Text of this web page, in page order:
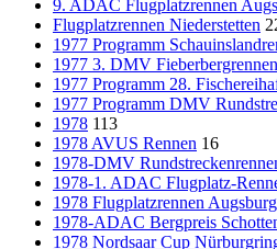
9. ADAC Flugplatzrennen
Flugplatzrennen Niederstetten
1977 Programm
1977 3. DMV Fieberbergrennen
1977 Programm 28.
1977 Programm DMV
1978 113
1978 AVUS Rennen 16
1978-DMV
1978-1. ADAC Flugplatz-
1978 Flugplatzrennen Augsburg
1978-ADAC Bergpreis
1978 Nordsaar Cup